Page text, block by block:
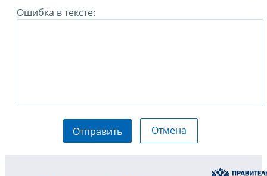
Ошибка в тексте:
Отправить Отмена